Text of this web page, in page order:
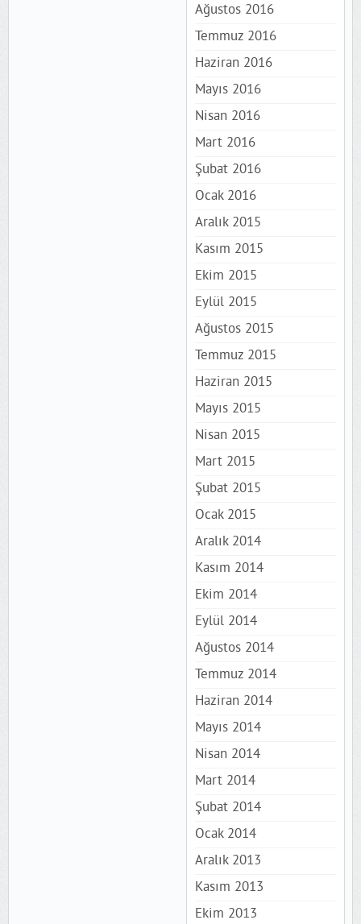
Ağustos 2016
Temmuz 2016
Haziran 2016
Mayıs 2016
Nisan 2016
Mart 2016
Şubat 2016
Ocak 2016
Aralık 2015
Kasım 2015
Ekim 2015
Eylül 2015
Ağustos 2015
Temmuz 2015
Haziran 2015
Mayıs 2015
Nisan 2015
Mart 2015
Şubat 2015
Ocak 2015
Aralık 2014
Kasım 2014
Ekim 2014
Eylül 2014
Ağustos 2014
Temmuz 2014
Haziran 2014
Mayıs 2014
Nisan 2014
Mart 2014
Şubat 2014
Ocak 2014
Aralık 2013
Kasım 2013
Ekim 2013